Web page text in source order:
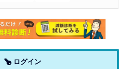
ログイン